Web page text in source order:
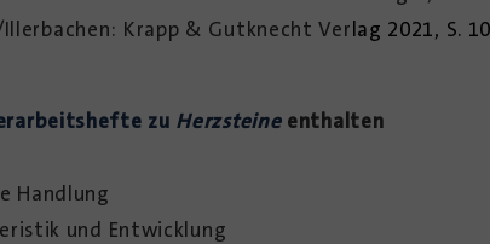
Krapp & Gutknecht Verlag 2021, S.
zu Herzsteineenthalten
Handlung
und Entwicklung